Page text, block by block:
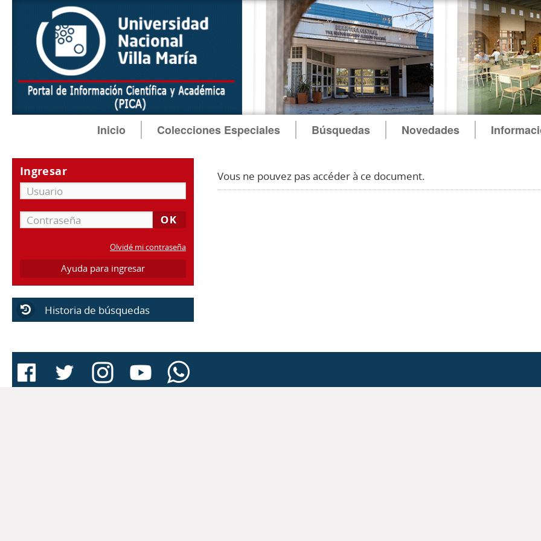
Inicio Colecciones Especiales Búsquedas Novedades
Ingresar
Olvidé mi contraseña
Ayuda para ingresar
Historia de búsquedas
Vous ne pouvez pas accéder à ce document.